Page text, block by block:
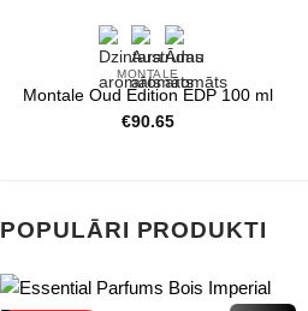
MONTALE
Montale Oud Edition EDP 100 ml
€90.65
POPULĀRI PRODUKTI